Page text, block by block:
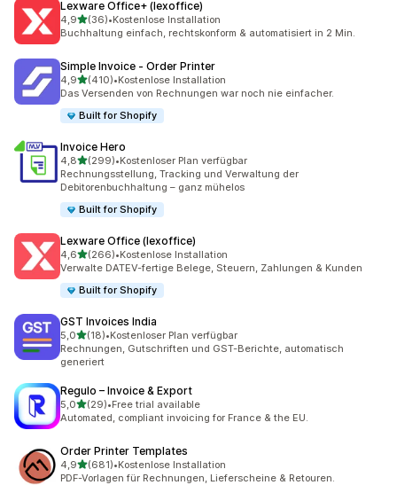
Lexware Office+ (lexoffice)
4,9von 5 Sternen
(36)
36 Rezensionen insgesamt
•Kostenlose Installation
Buchhaltung einfach, rechtskonform & automatisiert in 2 Min.
Simple Invoice ‑ Order Printer
4,9von 5 Sternen
(410)
410 Rezensionen insgesamt
•Kostenlose Installation
Das Versenden von Rechnungen war noch nie einfacher.
Built for Shopify
Invoice Hero
4,8von 5 Sternen
(299)
299 Rezensionen insgesamt
•Kostenloser Plan verfügbar
Rechnungsstellung, Tracking und Verwaltung der
Debitorenbuchhaltung – ganz mühelos
Built for Shopify
Lexware Office (lexoffice)
4,6von 5 Sternen
(266)
266 Rezensionen insgesamt
•Kostenlose Installation
Verwalte DATEV-fertige Belege, Steuern, Zahlungen & Kunden
Built for Shopify
GST Invoices India
5,0von 5 Sternen
(18)
18 Rezensionen insgesamt
•Kostenloser Plan verfügbar
Rechnungen, Gutschriften und GST-Berichte, automatisch
generiert
Regulo – Invoice & Export
5,0von 5 Sternen
(29)
29 Rezensionen insgesamt
•Free trial available
Automated, compliant invoicing for France & the EU.
Order Printer Templates
4,9von 5 Sternen
(681)
681 Rezensionen insgesamt
•Kostenlose Installation
PDF-Vorlagen für Rechnungen, Lieferscheine & Retouren.